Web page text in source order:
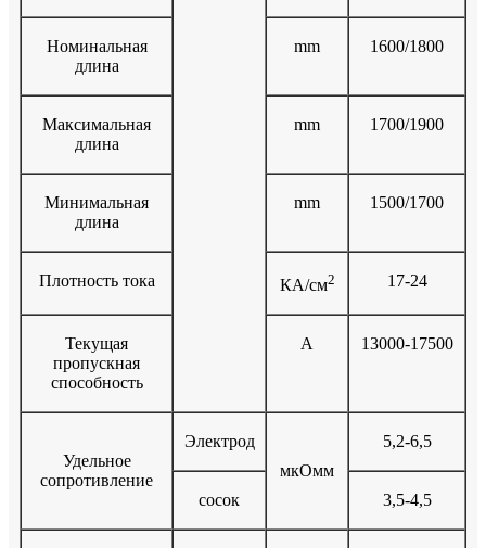
Номинальная
длина
mm 1600/1800
Максимальная
длина
mm 1700/1900
Минимальная
длина
mm 1500/1700
Плотность тока КА/см2 17-24
Текущая
пропускная
способность
A 13000-17500
Удельное
сопротивление
Электрод
мкОмм
5,2-6,5
сосок 3,5-4,5